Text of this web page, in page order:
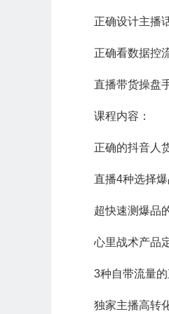
正确设计主播
正确看数据控
直播带货操盘
课程内容：
正确的抖音人
直播4种选择
超快速测爆品
心里战术产品
3种自带流量
独家主播高转